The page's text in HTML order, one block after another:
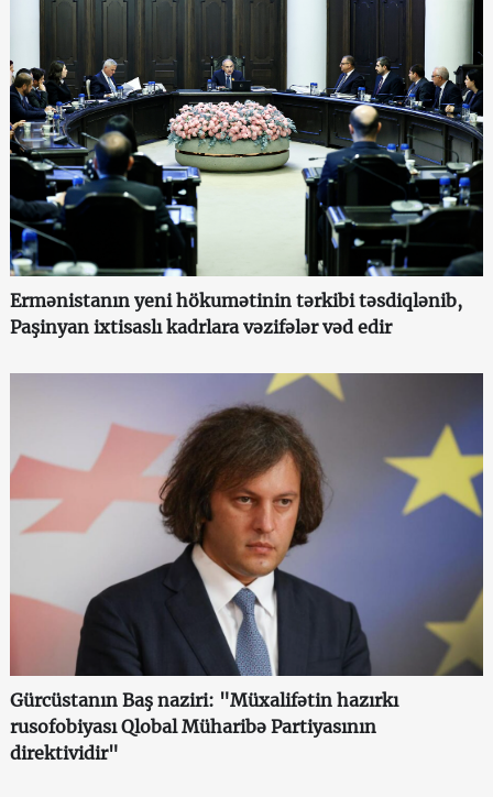
Ermənistanın yeni hökumətinin tərkibi təsdiqlənib,
Paşinyan ixtisaslı kadrlara vəzifələr vəd edir
Gürcüstanın Baş naziri: "Müxalifətin hazırkı
rusofobiyası Qlobal Müharibə Partiyasının
direktividir"